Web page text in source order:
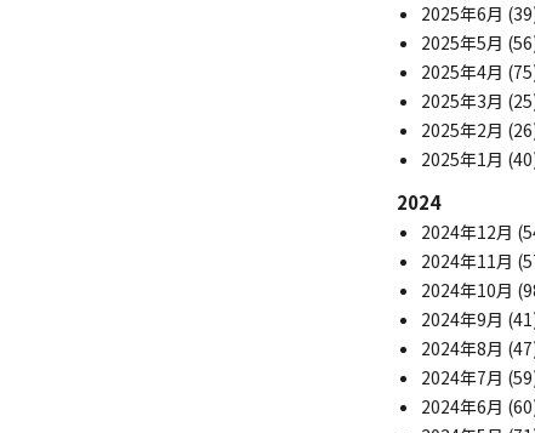
2025年6月
2025年5月
2025年4月
2025年3月
2025年2月
2025年1月
2024
2024年12月
2024年11月
2024年10月
2024年9月
2024年8月
2024年7月
2024年6月